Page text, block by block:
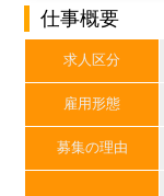
仕事概要
求人区分
雇用形態
募集の理由